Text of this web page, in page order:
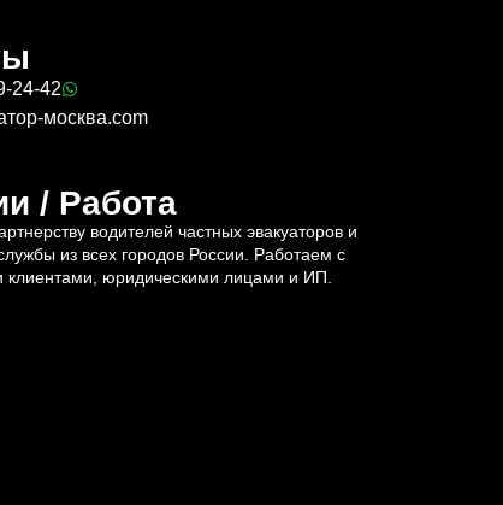
24-42
москва.com
/ Работа
водителей частных эвакуаторов и
из всех городов России. Работаем с
клиентами, юридическими лицами и ИП.